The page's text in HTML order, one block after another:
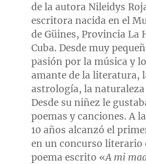
de la autora Nileidys
escritora nacida en el
de Güines, Provincia La
Cuba. Desde muy
pasión por la música y
amante de la literatura,
astrología, la naturaleza
Desde su niñez le
poemas y canciones. A
10 años alcanzó el
en un concurso literario
poema escrito «A mi